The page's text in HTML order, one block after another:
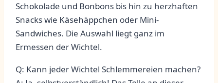
Schokolade⁣ und Bonbons bis hin⁢ zu herzhaften
Snacks wie Käsehäppchen oder Mini-
Sandwiches. Die Auswahl liegt ganz im
Ermessen der Wichtel.
Q: Kann jeder ‍Wichtel Schlemmereien machen?